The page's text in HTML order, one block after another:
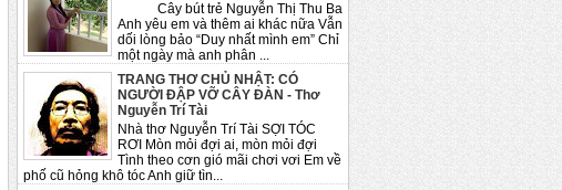
Cây bút trẻ Nguyễn Thị Thu Ba
Anh yêu em và thêm ai khác nữa Vẫn
dối lòng bảo “Duy nhất mình em” Chỉ
một ngày mà anh phân ...
TRANG THƠ CHỦ NHẬT: CÓ
NGƯỜI ĐẬP VỠ CÂY ĐÀN - Thơ
Nguyễn Trí Tài
Nhà thơ Nguyễn Trí Tài SỢI TÓC
RƠI Mòn mỏi đợi ai, mòn mỏi đợi
Tình theo cơn gió mãi chơi vơi Em về
phố cũ hỏng khô tóc Anh giữ tìn...